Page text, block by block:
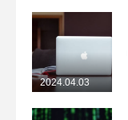
2024.04.03